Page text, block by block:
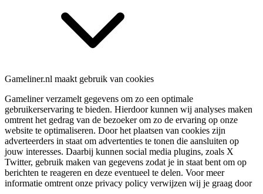
Gameliner.nl maakt gebruik van cookies
Gameliner verzamelt gegevens om zo een optimale
gebruikerservaring te bieden. Hierdoor kunnen wij analyses maken
omtrent het gedrag van de bezoeker om zo de ervaring op onze
website te optimaliseren. Door het plaatsen van cookies zijn
adverteerders in staat om advertenties te tonen die aansluiten op
jouw interesses. Daarbij kunnen social media plugins, zoals X
Twitter, gebruik maken van gegevens zodat je in staat bent om op
berichten te reageren en deze eventueel te delen. Voor meer
informatie omtrent onze privacy policy verwijzen wij je graag door